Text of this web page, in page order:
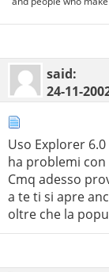
said:
24-11-
Uso Explorer
ha problemi
Cmq adesso
a te ti si apre
oltre che la